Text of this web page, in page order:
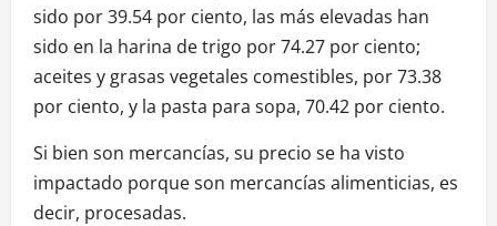
sido por 39.54 por ciento, las más elevadas han
sido en la harina de trigo por 74.27 por ciento;
aceites y grasas vegetales comestibles, por 73.38
por ciento, y la pasta para sopa, 70.42 por ciento.
Si bien son mercancías, su precio se ha visto
impactado porque son mercancías alimenticias, es
decir, procesadas.